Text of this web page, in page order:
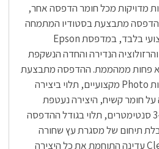
מדויקות מכל חומר הדפסה אחר,
מתבצעת בסטודיו המתמחה
בהדפסה על נייר צילום מקצועי בלבד, במדפסת Epson
11 צבעים והרזולוציה הנדירה והחדה הנשקפת
פחות ממהממת. ההדפסה מתבצעת
על נייר Fine Art או על ניירות Photo מקצועיים, תלוי ביצירה
חומר קשיח, היצירה נעטפת
בפספרטו אמנותי של בין 3-5 סנטימטרים, תלוי בגודל ההדפסה
תיחום של מסגרת עץ שחורה
ולבסוף חיפוי של זכוכית Clear עדינה התוחמת את כל היצירה